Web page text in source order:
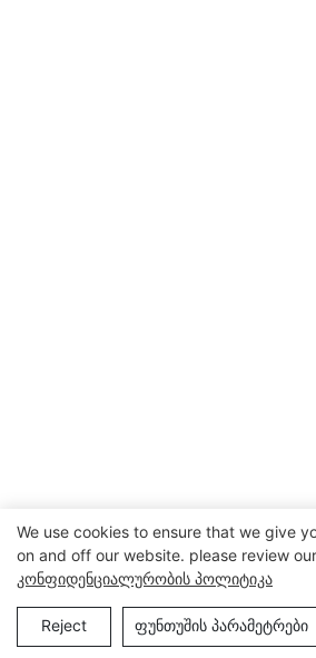
We use cookies to ensure that we give
on and off our website. please review our
Კონფიდენციალურობის Პოლიტიკა
Reject ფუნთუშის პარამეტრები